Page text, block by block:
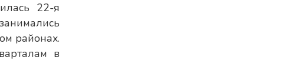
22-я
районах.
в